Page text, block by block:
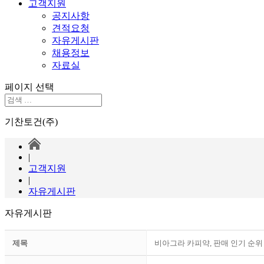
고객지원
공지사항
견적요청
자유게시판
채용정보
자료실
페이지 선택
기찬토건(주)
|
고객지원
|
자유게시판
자유게시판
제목 비아그라 카피약, 판매 인기 순위